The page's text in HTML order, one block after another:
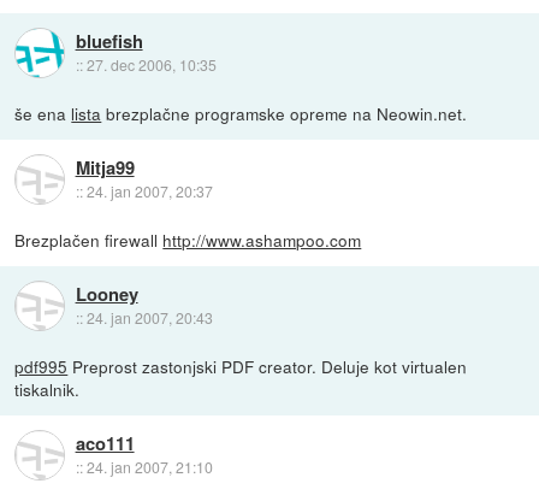
bluefish
::27. dec 2006, 10:35
še ena lista brezplačne programske opreme na Neowin.net.
Mitja99
::24. jan 2007, 20:37
Brezplačen firewall http://www.ashampoo.com
Looney
::24. jan 2007, 20:43
pdf995 Preprost zastonjski PDF creator. Deluje kot virtualen
tiskalnik.
aco111
::24. jan 2007, 21:10